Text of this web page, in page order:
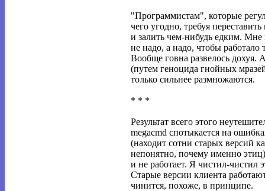
"Программистам", которые
чего угодно, требуя
и залить чем-нибудь едким.
не надо, а надо, чтобы работало
Вообще говна развелось дохуя.
(путем геноцида гнойных
только сильнее размножаются.
* * *
Результат всего этого
megacmd спотыкается на
(находит сотни старых версий
непонятно, почему именно
и не работает. Я чистил-чистил
Старые версии клиента
чинится, похоже, в принципе.